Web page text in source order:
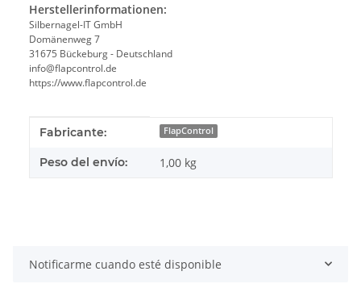
Herstellerinformationen:
Silbernagel-IT GmbH
Domänenweg 7
31675 Bückeburg - Deutschland
info@flapcontrol.de
https://www.flapcontrol.de
#productDetails.itemInformation#
#productDetails.itemValue#
Fabricante: FlapControl
Peso del envío: 1,00 kg
Notificarme cuando esté disponible